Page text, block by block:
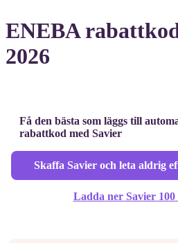
ENEBA
2026
Få den bästa som läggs till
rabattkod med Savier
Skaffa Savier och leta aldrig
Ladda ner Savier